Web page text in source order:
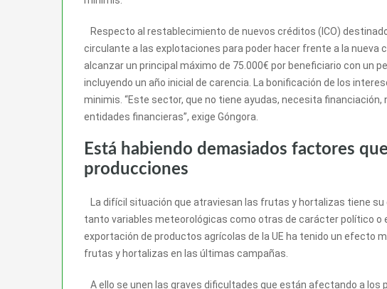
Respecto al restablecimiento de nuevos créditos (ICO)
circulante a las explotaciones para poder hacer frente a la nueva
alcanzar un principal máximo de 75.000€ por beneficiario con un
incluyendo un año inicial de carencia. La bonificación de los
minimis. “Este sector, que no tiene ayudas, necesita financiación,
entidades financieras”, exige Góngora.
Está habiendo demasiados factores
producciones
La difícil situación que atraviesan las frutas y hortalizas tiene su
tanto variables meteorológicas como otras de carácter político o
exportación de productos agrícolas de la UE ha tenido un efecto
frutas y hortalizas en las últimas campañas.
A ello se unen las graves dificultades que están afectando a